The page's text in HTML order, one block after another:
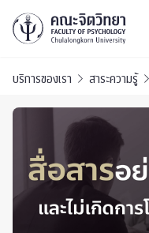
บริการของเรา สาระความรู้